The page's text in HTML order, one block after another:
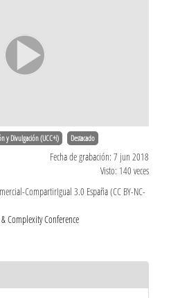
y Divulgación (UCC+i) Destacado
Fecha de grabación: 7 jun 2018
Visto: 140 veces
CompartirIgual 3.0 España (CC BY-NC-
Complexity Conference